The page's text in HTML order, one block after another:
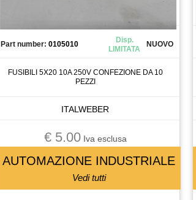
Part number: 0105010
Disp.
LIMITATA
NUOVO
FUSIBILI 5X20 10A 250V CONFEZIONE DA 10
PEZZI
ITALWEBER
€ 5.00Iva esclusa
AUTOMAZIONE INDUSTRIALE
Vedi tutti